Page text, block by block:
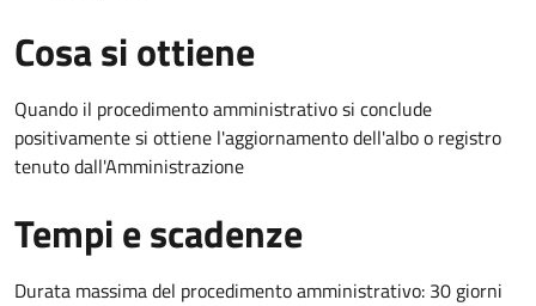
Cosa si ottiene
Quando il procedimento amministrativo si conclude
positivamente si ottiene l'aggiornamento dell'albo o registro
tenuto dall'Amministrazione
Tempi e scadenze
Durata massima del procedimento amministrativo: 30 giorni